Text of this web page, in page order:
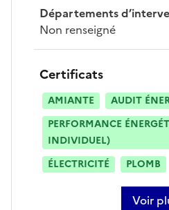
Départements
Non renseigné
Certificats
AMIANTE
AUDIT
PERFORMANCE
INDIVIDUEL)
ÉLECTRICITÉ
PLOMB
Voir